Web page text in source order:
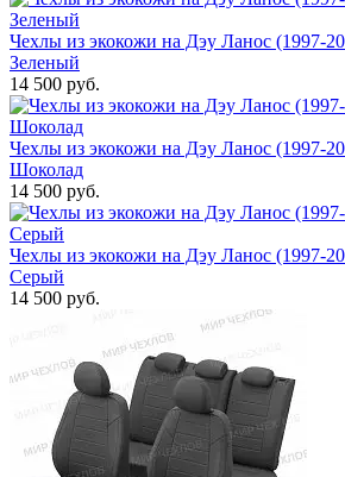
Чехлы из экокожи на Дэу Ланос (1997-
Зеленый
14 500 руб.
Чехлы из экокожи на Дэу Ланос (1997-
Шоколад
14 500 руб.
Чехлы из экокожи на Дэу Ланос (1997-
Серый
14 500 руб.